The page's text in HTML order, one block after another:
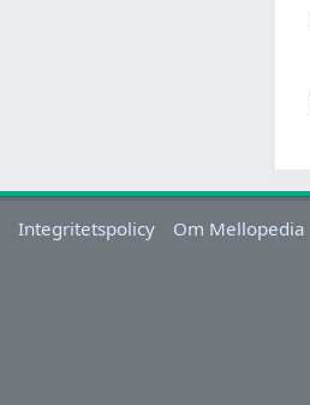
Integritetspolicy Om Mellopedia